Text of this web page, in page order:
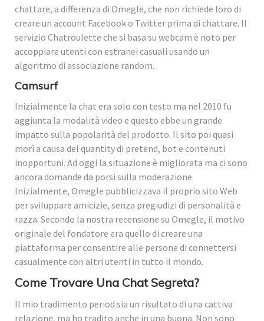
chattare, a differenza di Omegle, che non richiede loro di
creare un account Facebook o Twitter prima di chattare. Il
servizio Chatroulette che si basa su webcam è noto per
accoppiare utenti con estranei casuali usando un
algoritmo di associazione random.
Camsurf
Inizialmente la chat era solo con testo ma nel 2010 fu
aggiunta la modalità video e questo ebbe un grande
impatto sulla popolarità del prodotto. Il sito poi quasi
morì a causa del quantity di pretend, bot e contenuti
inopportuni. Ad oggi la situazione è migliorata ma ci sono
ancora domande da porsi sulla moderazione.
Inizialmente, Omegle pubblicizzava il proprio sito Web
per sviluppare amicizie, senza pregiudizi di personalità e
razza. Secondo la nostra recensione su Omegle, il motivo
originale del fondatore era quello di creare una
piattaforma per consentire alle persone di connettersi
casualmente con altri utenti in tutto il mondo.
Come Trovare Una Chat Segreta?
Il mio tradimento period sia un risultato di una cattiva
relazione, ma ho tradito anche in una buona. Non sono